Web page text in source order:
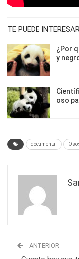
TE PUEDE
¿Por
y
oso
documental
ANTERIOR